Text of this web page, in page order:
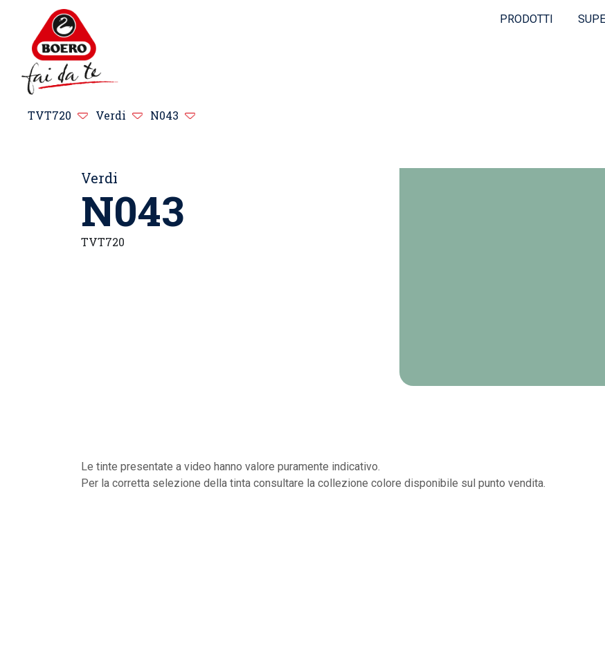
PRODOTTI
TVT720 Verdi N043
Verdi
N043
TVT720
Le tinte presentate a video hanno valore puramente indicativo.
Per la corretta selezione della tinta consultare la collezione colore disponibile sul punto vendita.